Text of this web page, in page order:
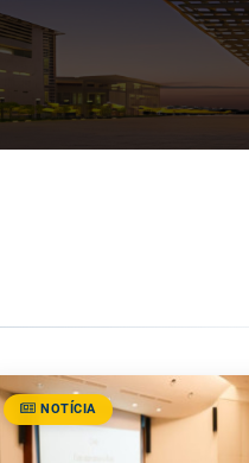
NOTÍCIA